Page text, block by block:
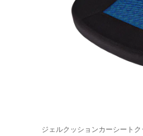
ジェルクッションカーシート